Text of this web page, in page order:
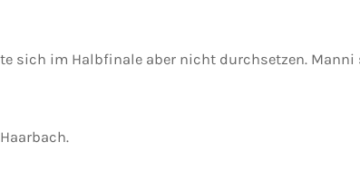
sich im Halbfinale aber nicht durchsetzen.